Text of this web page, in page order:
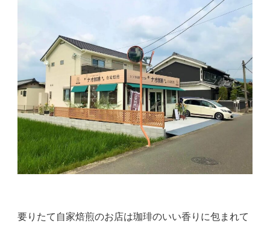
要りたて自家焙煎のお店は珈琲のいい香りに包まれて